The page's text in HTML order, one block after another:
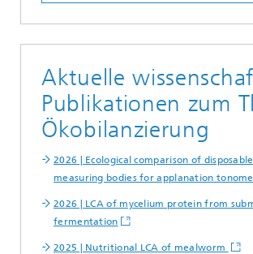
Aktuelle
Publikationen zum
Ökobilanzierung
2026 | Ecological comparison of
measuring bodies for applanation
2026 | LCA of mycelium protein from
fermentation
2025 | Nutritional LCA of mealworm